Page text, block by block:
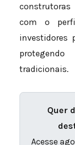
com o
investidores
tradicionais.
Quer
Acesse